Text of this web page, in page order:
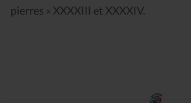
pierres » XXXXIII et XXXXIV.